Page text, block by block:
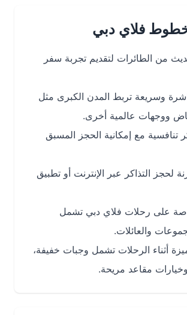
فلاي دبي
الطائرات لتقديم تجربة سفر
تربط المدن الكبرى مثل
عالمية أخرى.
مع إمكانية الحجز المسبق
التذاكر عبر الإنترنت أو تطبيق
رحلات فلاي دبي تشمل
والعائلات.
الرحلات تشمل وجبات خفيفة،
مقاعد مريحة.